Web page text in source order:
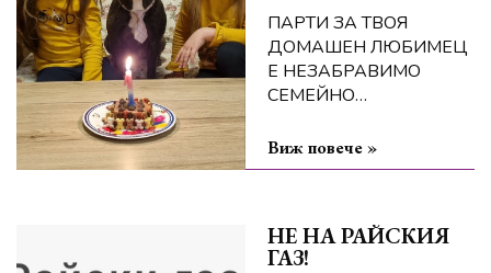
ПАРТИ ЗА ТВОЯ
ДОМАШЕН ЛЮБИМЕЦ
Е НЕЗАБРАВИМО
СЕМЕЙНО
Виж повече »
НЕ НА РАЙСКИЯ
ГАЗ!